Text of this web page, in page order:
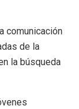
comunicación
de la
la búsqueda